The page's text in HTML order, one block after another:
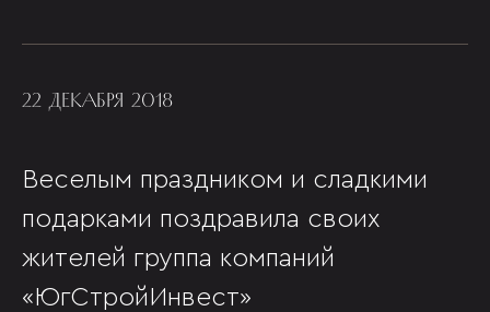
22 ДЕКАБРЯ 2018
Веселым праздником и сладкими
подарками поздравила своих
жителей группа компаний
«ЮгСтройИнвест»